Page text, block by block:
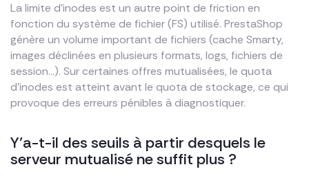
La limite d’inodes est un autre point de friction en
fonction du système de fichier (FS) utilisé. PrestaShop
génère un volume important de fichiers (cache Smarty,
images déclinées en plusieurs formats, logs, fichiers de
session…). Sur certaines offres mutualisées, le quota
d’inodes est atteint avant le quota de stockage, ce qui
provoque des erreurs pénibles à diagnostiquer.
Y’a-t-il des seuils à partir desquels le
serveur mutualisé ne suffit plus ?